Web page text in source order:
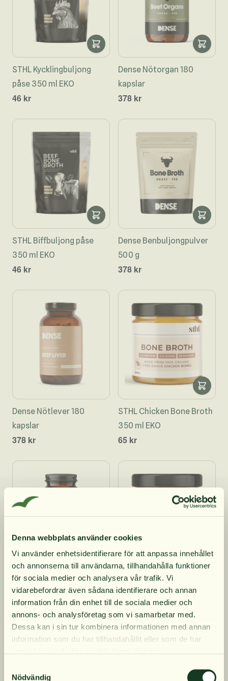
Denna webbplats använder cookies
Vi använder enhetsidentifierare för att anpassa innehållet
och annonserna till användarna, tillhandahålla funktioner
för sociala medier och analysera vår trafik. Vi
vidarebefordrar även sådana identifierare och annan
information från din enhet till de sociala medier och
annons- och analysföretag som vi samarbetar med.
Dessa kan i sin tur kombinera informationen med annan
information som du har tillhandahållit eller som de har
Nödvändig
STHL Kycklingbuljong
påse 350 ml EKO
46 kr
Dense Nötorgan 180
kapslar
378 kr
STHL Biffbuljong påse
350 ml EKO
46 kr
Dense Benbuljongpulver
500 g
378 kr
Dense Nötlever 180
kapslar
378 kr
STHL Chicken Bone Broth
350 ml EKO
65 kr
Dense Colostrum 135 g
472 kr
STHL Beef Bone Broth
65 kr
10% rabatt på
din första order